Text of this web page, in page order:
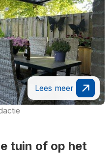
Lees meer
tuin of op het